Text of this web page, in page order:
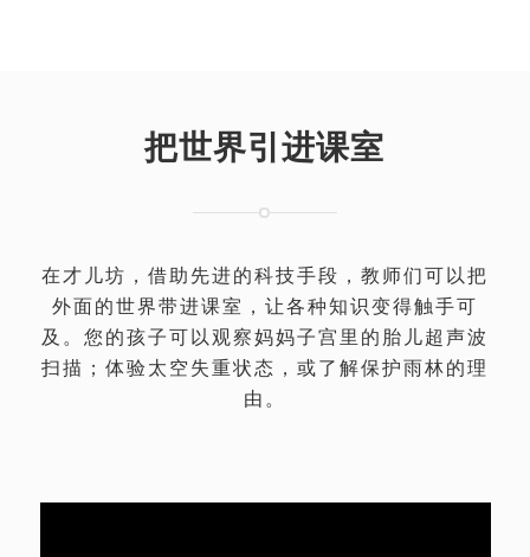
把世界引进课室
在才儿坊，借助先进的科技手段，教师们可以把
外面的世界带进课室，让各种知识变得触手可
及。您的孩子可以观察妈妈子宫里的胎儿超声波
扫描；体验太空失重状态，或了解保护雨林的理
由。